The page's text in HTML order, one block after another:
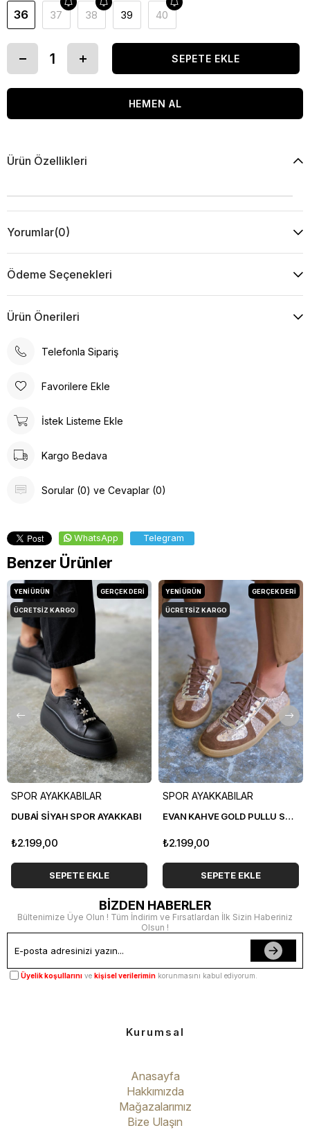
36 37 38 39 40
Ürün Özellikleri
Yorumlar(0)
Ödeme Seçenekleri
Ürün Önerileri
Telefonla Sipariş
Favorilere Ekle
İstek Listeme Ekle
Kargo Bedava
Sorular (0) ve Cevaplar (0)
WhatsApp Telegram
Benzer Ürünler
SPOR AYAKKABILAR
DUBAİ SİYAH SPOR AYAKKABI
₺2.199,00
SEPETE EKLE
YENI ÜRÜN
ÜCRETSIZ KARGO
GERÇEK DERİ
SPOR AYAKKABILAR
EVAN KAHVE GOLD PULLU SPOR AYAKKABI
₺2.199,00
SEPETE EKLE
YENI ÜRÜN
ÜCRETSIZ KARGO
GERÇEK DERİ
BİZDEN HABERLER
Bültenimize Üye Olun ! Tüm İndirim ve Fırsatlardan İlk Sizin Haberiniz
Olsun !
Üyelik koşullarını ve kişisel verilerimin korunmasını kabul ediyorum.
Kurumsal
Anasayfa
Hakkımızda
Mağazalarımız
Bize Ulaşın